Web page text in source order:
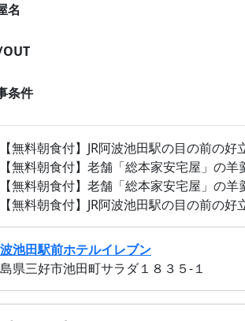
名
条件
【無料朝食付】JR阿波池田駅の目の前の
【無料朝食付】老舗「総本家安宅屋」の
【無料朝食付】老舗「総本家安宅屋」の
【無料朝食付】JR阿波池田駅の目の前の
池田駅前ホテルイレブン
県三好市池田町サラダ１８３５‐１